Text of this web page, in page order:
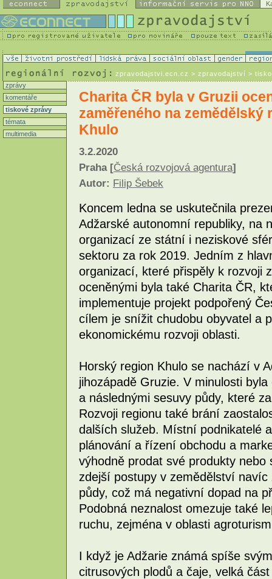
zpravodajstvi.ecn.cz > zpravodajství >
zprávy
komentáře
tiskové zprávy
témata
multimedia
Charita ČR byla v Gruzii
zaměřeného na
Khulo
3.2.2020
Praha [Česká rozvojová agentura]
Autor: Filip Šebek
Koncem ledna se uskutečnila
Adžarské autonomní republiky, na
organizací ze státní i neziskové
sektoru za rok 2019. Jedním z
organizací, které přispěly k rozvoji
oceněnými byla také Charita ČR,
implementuje projekt podpořený
cílem je snížit chudobu obyvatel a
ekonomickému rozvoji oblasti.
Horský region Khulo se nachází v
jihozápadě Gruzie. V minulosti
a následnými sesuvy půdy, které
Rozvoji regionu také brání
dalších služeb. Místní podnikatelé
plánování a řízení obchodu a
výhodně prodat své produkty
zdejší postupy v zemědělství
půdy, což má negativní dopad na
Podobná neznalost omezuje také
ruchu, zejména v oblasti
I když je Adžarie známá spíše
citrusových plodů a čaje, velká